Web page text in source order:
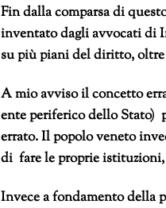
Fin dalla comparsa di
inventato dagli avvocati di
su più piani del diritto,
A mio avviso il concetto
ente periferico dello Stato)
errato. Il popolo veneto
di fare le proprie istituzioni,
Invece a fondamento della